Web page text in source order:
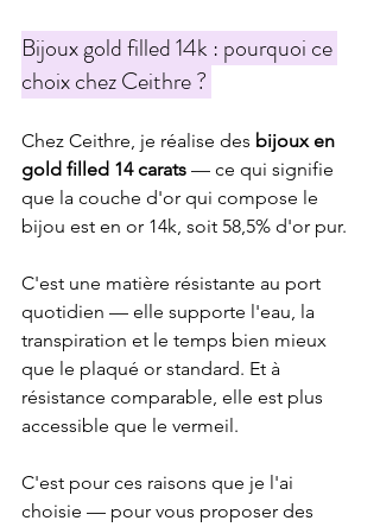
Bijoux gold filled 14k : pourquoi ce
choix chez Ceithre ?
Chez Ceithre, je réalise des bijoux en
gold filled 14 carats — ce qui signifie
que la couche d'or qui compose le
bijou est en or 14k, soit 58,5% d'or pur.
C'est une matière résistante au port
quotidien — elle supporte l'eau, la
transpiration et le temps bien mieux
que le plaqué or standard. Et à
résistance comparable, elle est plus
accessible que le vermeil.
C'est pour ces raisons que je l'ai
choisie — pour vous proposer des